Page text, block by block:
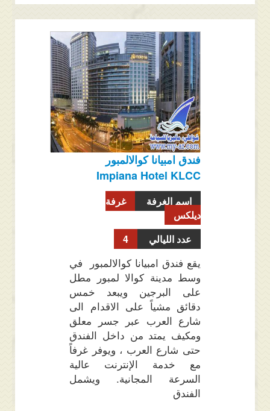
فندق امبيانا كوالالمبور
Impiana Hotel KLCC
اسم الغرفة
غرفة
ديلكس
عدد الليالي
4
يقع فندق امبيانا كوالالمبور في
وسط مدينة كوالا لمبور مطل
على البرجين ويبعد خمس
دقائق مشياً على الاقدام الى
شارع العرب عبر جسر معلق
ومكيف يمتد من داخل الفندق
حتى شارع العرب ، ويوفر غرفاً
مع خدمة الإنترنت عالية
السرعة المجانية. ويشمل
الفندق